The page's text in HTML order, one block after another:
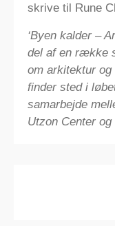
skrive til Rune
‘Byen kalder –
del af en række
om arkitektur
finder sted i
samarbejde
Utzon Center